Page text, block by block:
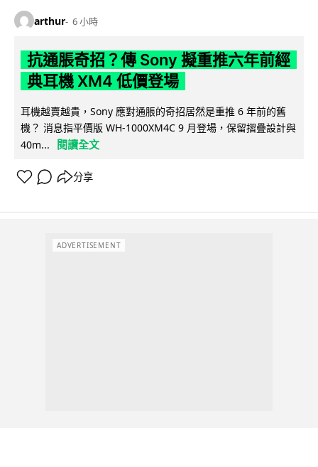
arthur 6 小時
抗通脹奇招？傳 Sony 擬重推六年前經
典耳機 XM4 低價登場
耳機越賣越貴，Sony 應對通脹的奇招居然是重推 6 年前的舊
機？ 消息指平價版 WH-1000XM4C 9 月登場，保留摺疊設計與
40m...
閱讀全文
分享
ADVERTISEMENT